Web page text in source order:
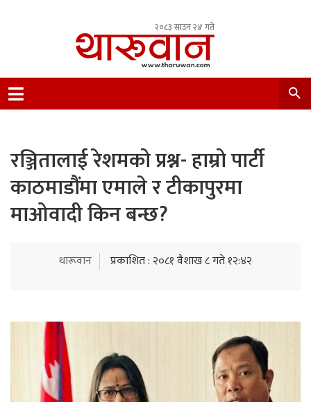
२०८३ साउन २४ गते
Nepal.
रञ्जितालाई रेशमको प्रश्न- हाम्रो पार्टी
काठमाडौंमा एमाले र टीकापुरमा
माओवादी किन बन्छ?
थारूवान प्रकाशित : २०८१ वैशाख ८ गते १२:४२